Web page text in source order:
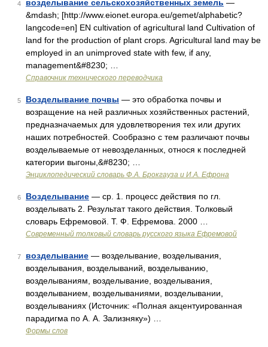
4 возделывание сельскохозяйственных земель —
&mdash; [http://www.eionet.europa.eu/gemet/alphabetic?
langcode=en] EN cultivation of agricultural land Cultivation of
land for the production of plant crops. Agricultural land may be
employed in an unimproved state with few, if any,
management&#8230; …
Справочник технического переводчика
5 Возделывание почвы — это обработка почвы и
возращение на ней различных хозяйственных растений,
предназначаемых для удовлетворения тех или других
наших потребностей. Сообразно с тем различают почвы
возделываемые от невозделанных, относя к последней
категории выгоны,&#8230; …
Энциклопедический словарь Ф.А. Брокгауза и И.А. Ефрона
6 Возделывание — ср. 1. процесс действия по гл.
возделывать 2. Результат такого действия. Толковый
словарь Ефремовой. Т. Ф. Ефремова. 2000 …
Современный толковый словарь русского языка Ефремовой
7 возделывание — возделывание, возделывания,
возделывания, возделываний, возделыванию,
возделываниям, возделывание, возделывания,
возделыванием, возделываниями, возделывании,
возделываниях (Источник: «Полная акцентуированная
парадигма по А. А. Зализняку») …
Формы слов